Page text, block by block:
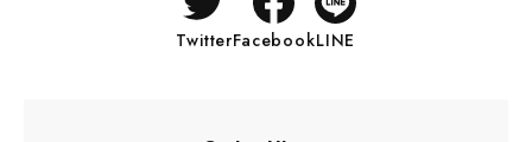
TwitterFacebookLINE